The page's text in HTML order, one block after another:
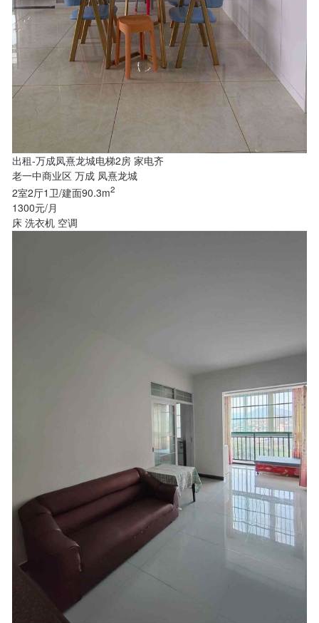
出租-万成凤熹龙城电梯2房 家电齐
老一中商业区 万成 凤熹龙城
2室2厅1卫/建面90.3m2
1300元/月
床 洗衣机 空调